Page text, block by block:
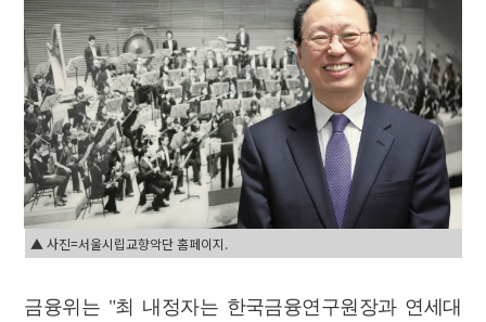
▲ 사진=서울시립교향악단 홈페이지.
금융위는 "최 내정자는 한국금융연구원장과 연세대